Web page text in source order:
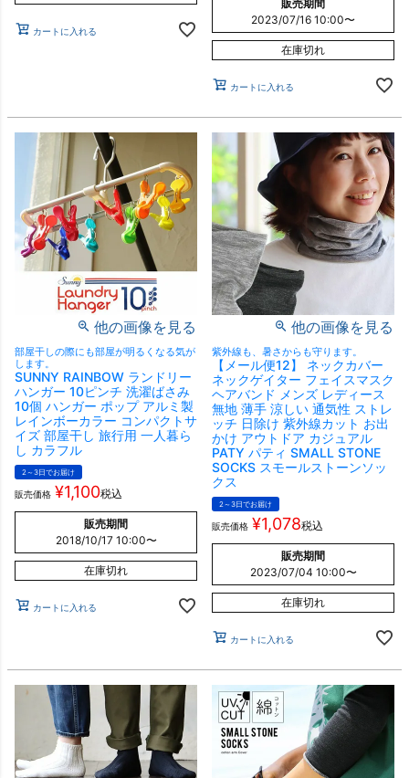
カートに入れる
販売期間
2023/07/16 10:00〜
在庫切れ
カートに入れる
他の画像を見る
部屋干しの際にも部屋が明るくなる気が
します。
SUNNY RAINBOW ランドリー
ハンガー 10ピンチ 洗濯ばさみ
10個 ハンガー ポップ アルミ製
レインボーカラー コンパクトサ
イズ 部屋干し 旅行用 一人暮ら
し カラフル
2～3日でお届け
販売価格 ¥1,100税込
販売期間
2018/10/17 10:00〜
在庫切れ
カートに入れる
他の画像を見る
紫外線も、暑さからも守ります。
【メール便12】 ネックカバー
ネックゲイター フェイスマスク
ヘアバンド メンズ レディース
無地 薄手 涼しい 通気性 ストレ
ッチ 日除け 紫外線カット お出
かけ アウトドア カジュアル
PATY パティ SMALL STONE
SOCKS スモールストーンソッ
クス
2～3日でお届け
販売価格 ¥1,078税込
販売期間
2023/07/04 10:00〜
在庫切れ
カートに入れる